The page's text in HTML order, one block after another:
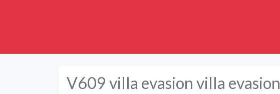
V609 villa evasion villa evasion